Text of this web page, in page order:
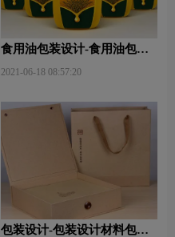
食用油包装设计-食用油包装
2021-06-18 08:57:20
包装设计-包装设计材料包含